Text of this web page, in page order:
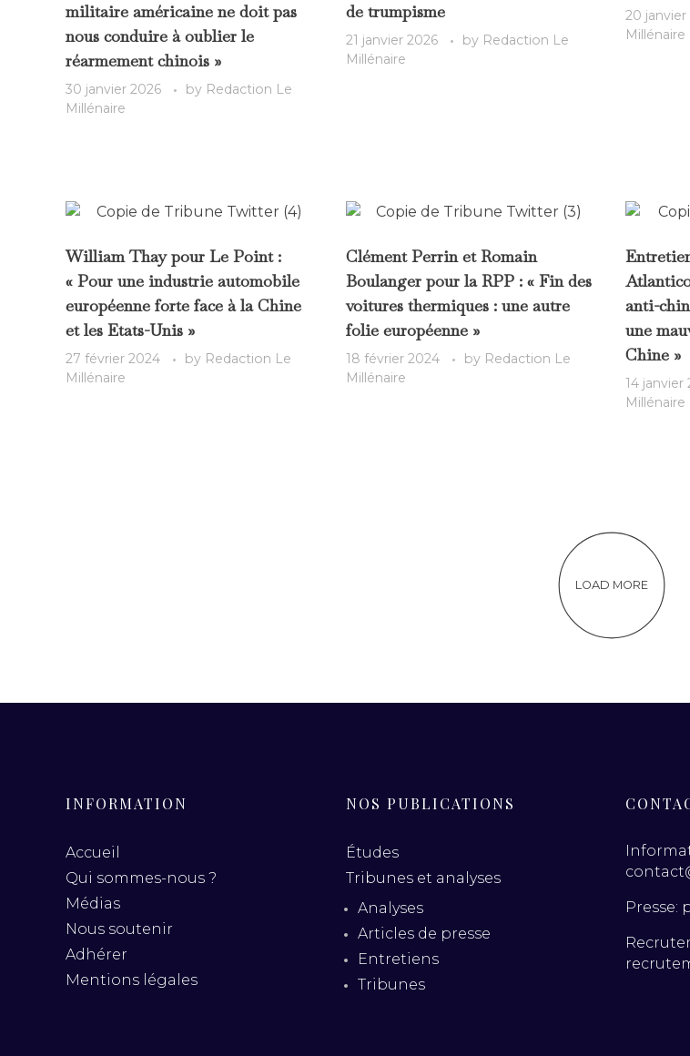
militaire américaine ne doit pas
nous conduire à oublier le
réarmement chinois »
30 janvier 2026 by Redaction Le
Millénaire
de trumpisme
21 janvier 2026 by Redaction Le
Millénaire
20 janvier
Millénaire
William Thay pour Le Point :
« Pour une industrie automobile
européenne forte face à la Chine
et les Etats-Unis »
27 février 2024 by Redaction Le
Millénaire
Clément Perrin et Romain
Boulanger pour la RPP : « Fin des
voitures thermiques : une autre
folie européenne »
18 février 2024 by Redaction Le
Millénaire
anti-
une
Chine »
14 janvier
Millénaire
LOAD MORE
INFORMATION
Accueil
Qui sommes-nous ?
Médias
Nous soutenir
Adhérer
Mentions légales
NOS PUBLICATIONS
Études
Tribunes et analyses
Analyses
Articles de presse
Entretiens
Tribunes
Presse: